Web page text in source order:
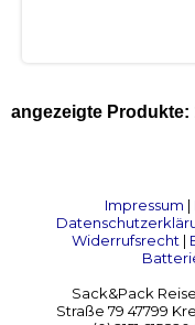
angezeigte Produkte:
Impressum |
Widerrufsrecht|
Sack&Pack
Straße 79 47799